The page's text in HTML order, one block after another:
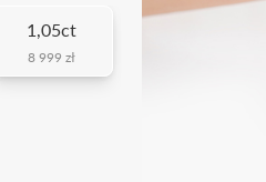
1,05ct
8 999 zł